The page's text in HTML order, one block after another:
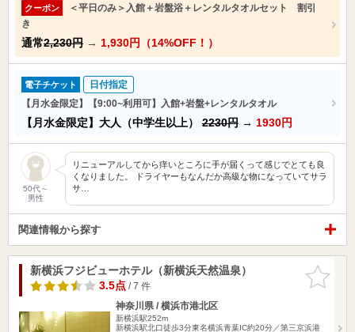
クーポン
＜平日のみ＞入館＋岩盤浴＋レンタルタオルセット 割引
き
通常2,230円 → 1,930円（14%OFF！）
電子チケット
日付指定
【月水金限定】【9:00~利用可】入館+岩盤+レンタルタオル
【月水金限定】大人（中学生以上） 2230円 → 1930円
50代～
男性
リニューアルしてから痒いところに手が届くって感じでとても良
くなりました。 ドライヤーもなんだか高級な物になっていてサラ
サ…
関連情報から探す
お気に入
りに追加
新横浜フジビューホテル（新横浜天然温泉）
3.5点/ 7 件
神奈川県 / 横浜市港北区
新横浜駅252m
新横浜駅北口徒歩3分東名横浜青葉IC約20分／第三京浜港